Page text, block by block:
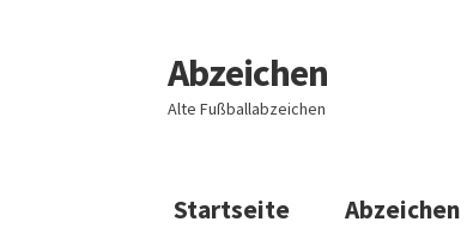
Zur
Navigation
springen
Zum
Inhalt
springen
Abzeichen
Alte Fußballabzeichen
Startseite Abzeichen